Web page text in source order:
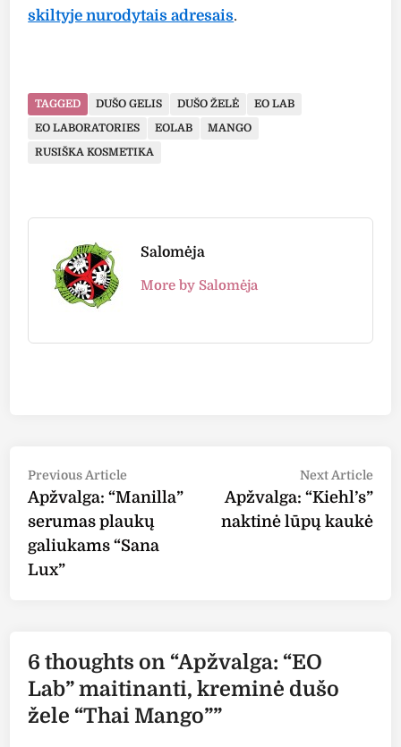
skiltyje nurodytais adresais.
TAGGED DUŠO GELIS DUŠO ŽELĖ
EO LAB
EO LABORATORIES
EOLAB
MANGO
RUSIŠKA KOSMETIKA
Salomėja
More by Salomėja
Post
navigation
Previous Article
article:
Apžvalga: “Manilla”
serumas plaukų
galiukams “Sana
Lux”
Next Article
Apžvalga: “Kiehl’s”
naktinė lūpų kaukė
6 thoughts on “Apžvalga: “EO
Lab” maitinanti, kreminė dušo
žele “Thai Mango””